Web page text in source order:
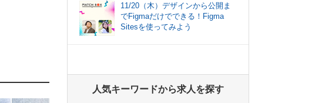
11/20（木）デザインから公開ま
でFigmaだけでできる！Figma
Sitesを使ってみよう
人気キーワードから求人を探す